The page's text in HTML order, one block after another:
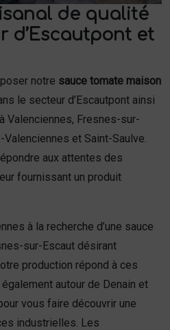
de qualité
d’Escautpont et
notre sauce tomate maison
le secteur d’Escautpont ainsi
Valenciennes, Fresnes-sur-
et Saint-Saulve.
aux attentes des
fournissant un produit
à la recherche d’une sauce
sur-Escaut désirant
production répond à ces
autour de Denain et
vous faire découvrir une
industrielles. Les